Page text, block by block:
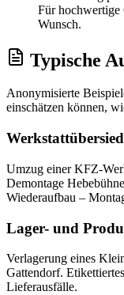
Für hochwertige
Wunsch.
Typische
Anonymisierte
einschätzen können,
Umzug einer KFZ-
Demontage
Wiederaufbau –
Lager- und
Verlagerung eines
Gattendorf.
Lieferausfälle.